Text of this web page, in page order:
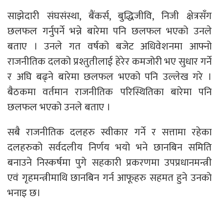
साझेदारी संघसंस्था, बैंकर्स, बुद्धिजीवि, निजी क्षेत्रसँग
छलफल गर्नुपर्ने भन्ने बारेमा पनि छलफल भएको उनले
बताए । उनले गत वर्षको बजेट अधिवेशनमा आफ्नो
राजनीतिक दलको प्रश्तुतीलाई हेरेर कमजोरी भए सुधार गर्ने
र अघि बढ्ने बारेमा छलफल भएको पनि उल्लेख गरे ।
बैठकमा वर्तमान राजनीतिक परिस्थितिका बारेमा पनि
छलफल भएको उनले बताए ।
सबै राजनीतिक दलहरु स्वीकार गर्ने र सत्तामा रहेका
दलहरुको सर्वदलीय निर्णय भयो भने छानबिन समिति
बनाउने निस्कर्षमा पुगे सहकारी प्रकरणमा उपप्रधानमन्त्री
एवं गृहमन्त्रीमाथि छानबिन गर्न आफूहरु सहमत हुने उनकाे
भनाइ छ।